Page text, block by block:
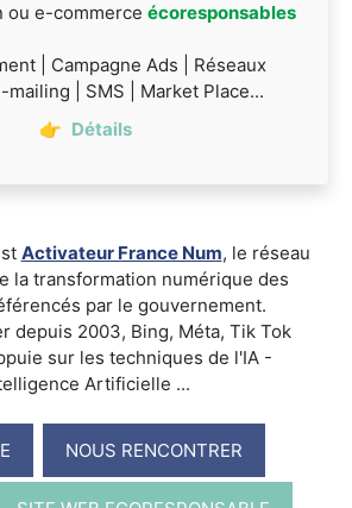
ou e-commerce écoresponsables
| Campagne Ads | Réseaux
mailing | SMS | Market Place...
👉 Détails
Activateur France Num, le réseau
la transformation numérique des
par le gouvernement.
depuis 2003, Bing, Méta, Tik Tok
sur les techniques de l'IA -
Artificielle ...
NOUS RENCONTRER